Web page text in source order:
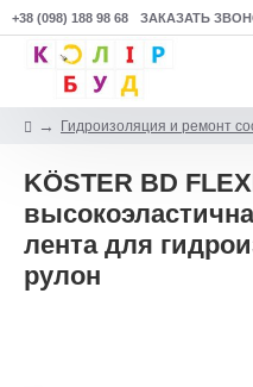
+38 (098) 188 98 68 ЗАКАЗАТЬ
Гидроизоляция и ремонт
KÖSTER BD
лента для
рулон